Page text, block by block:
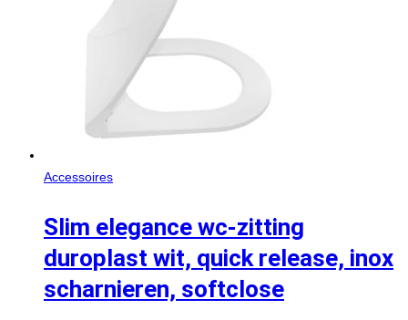
Accessoires
Slim elegance wc-zitting
duroplast wit, quick release, inox
scharnieren, softclose